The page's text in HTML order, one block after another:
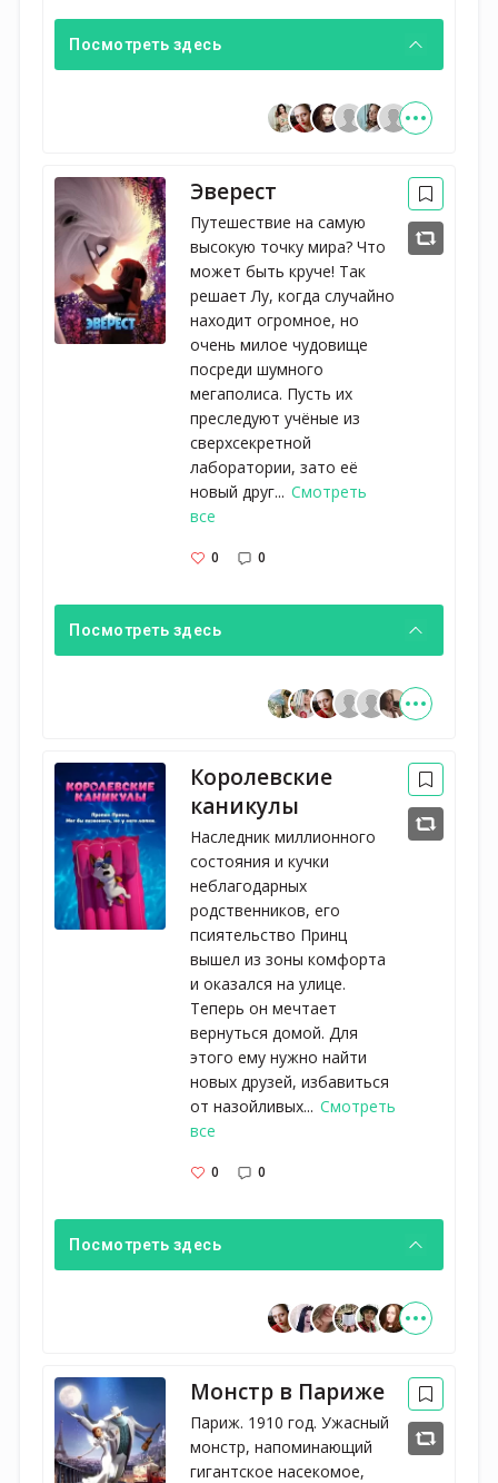
Посмотреть здесь
Эверест
Путешествие на самую
высокую точку мира? Что
может быть круче! Так
решает Лу, когда случайно
находит огромное, но
очень милое чудовище
посреди шумного
мегаполиса. Пусть их
преследуют учёные из
сверхсекретной
лаборатории, зато её
новый друг... Смотреть
все
0 0
Посмотреть здесь
Королевские
каникулы
Наследник миллионного
состояния и кучки
неблагодарных
родственников, его
псиятельство Принц
вышел из зоны комфорта
и оказался на улице.
Теперь он мечтает
вернуться домой. Для
этого ему нужно найти
новых друзей, избавиться
от назойливых... Смотреть
все
0 0
Посмотреть здесь
Монстр в Париже
Париж. 1910 год. Ужасный
монстр, напоминающий
гигантское насекомое,